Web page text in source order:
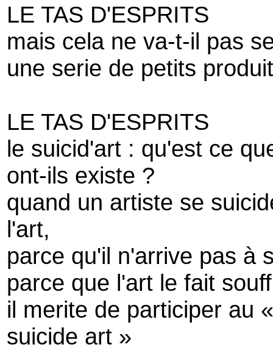
LE TAS D'ESPRITS
mais cela ne va-t-il pas
une serie de petits
LE TAS D'ESPRITS
le suicid'art : qu'est ce
ont-ils existe ?
quand un artiste se
l'art,
parce qu'il n'arrive pas à
parce que l'art le fait
il merite de participer au
suicide art »